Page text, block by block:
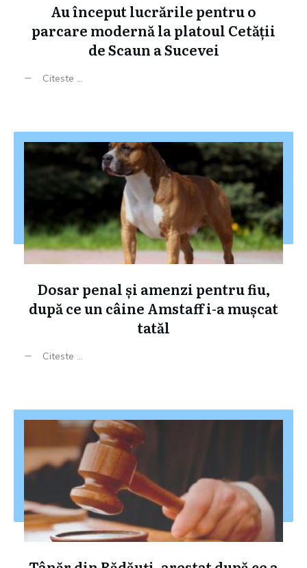
Au început lucrările pentru o
parcare modernă la platoul Cetății
de Scaun a Sucevei
Citeste ...
Dosar penal și amenzi pentru fiu,
după ce un câine Amstaff i-a mușcat
tatăl
Citeste ...